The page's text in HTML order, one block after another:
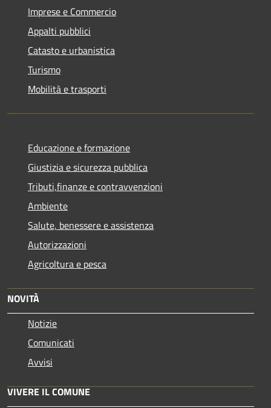
Imprese e Commercio
Appalti pubblici
Catasto e urbanistica
Turismo
Mobilità e trasporti
Educazione e formazione
Giustizia e sicurezza pubblica
Tributi,finanze e contravvenzioni
Ambiente
Salute, benessere e assistenza
Autorizzazioni
Agricoltura e pesca
NOVITÀ
Notizie
Comunicati
Avvisi
VIVERE IL COMUNE